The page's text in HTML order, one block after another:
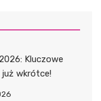
Kluczowe
wkrótce!